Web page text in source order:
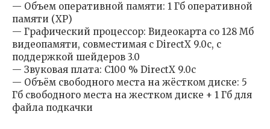
— Объем оперативной памяти: 1 Гб оперативной
памяти (XP)
— Графический процессор: Видеокарта со 128 Мб
видеопамяти, совместимая с DirectX 9.0c, с
поддержкой шейдеров 3.0
— Звуковая плата: C100 % DirectX 9.0c
— Объём свободного места на жёстком диске: 5
Гб свободного места на жестком диске + 1 Гб для
файла подкачки